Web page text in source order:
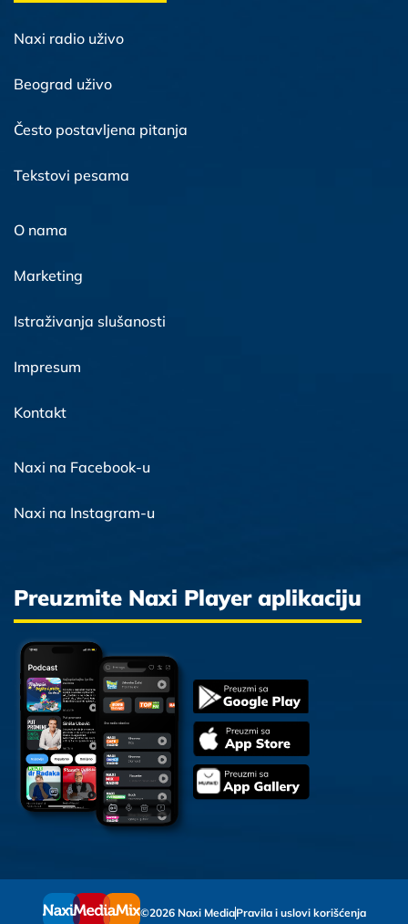
Naxi radio uživo
Beograd uživo
Često postavljena pitanja
Tekstovi pesama
O nama
Marketing
Istraživanja slušanosti
Impresum
Kontakt
Naxi na Facebook-u
Naxi na Instagram-u
Preuzmite Naxi Player aplikaciju
©2026 Naxi MediaPravila i uslovi korišćenja